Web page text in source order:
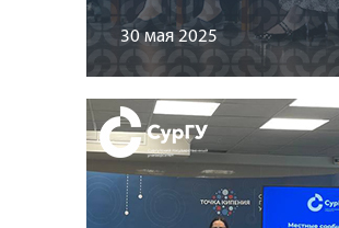
30 мая 2025